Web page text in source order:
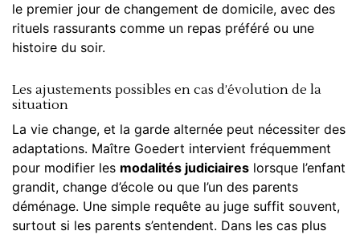
le premier jour de changement de domicile, avec des
rituels rassurants comme un repas préféré ou une
histoire du soir.
Les ajustements possibles en cas d’évolution de la
situation
La vie change, et la garde alternée peut nécessiter des
adaptations. Maître Goedert intervient fréquemment
pour modifier les modalités judiciaires lorsque l’enfant
grandit, change d’école ou que l’un des parents
déménage. Une simple requête au juge suffit souvent,
surtout si les parents s’entendent. Dans les cas plus